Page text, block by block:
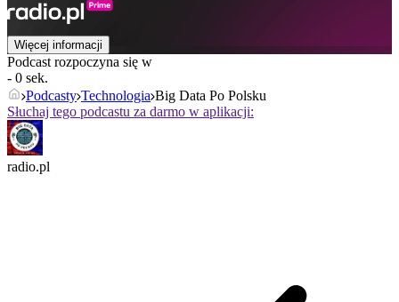
Więcej informacji
Podcast rozpoczyna się w
- 0 sek.
Podcasty Technologia Big Data Po Polsku
Słuchaj tego podcastu za darmo w aplikacji:
radio.pl